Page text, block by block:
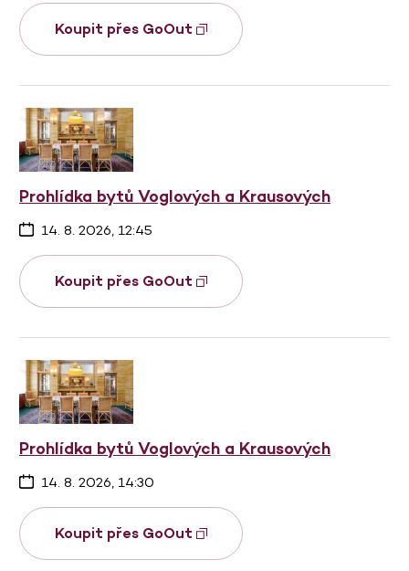
Koupit přes GoOut
Prohlídka bytů Voglových a Krausových
14. 8. 2026, 12:45
Koupit přes GoOut
Prohlídka bytů Voglových a Krausových
14. 8. 2026, 14:30
Koupit přes GoOut